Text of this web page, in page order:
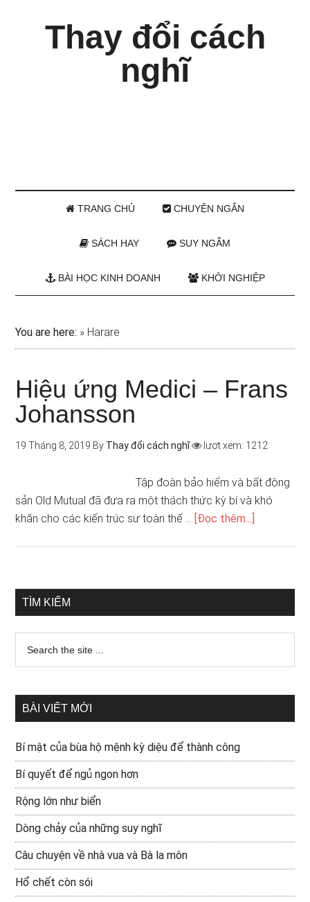
Thay đổi cách
nghĩ
TRANG CHỦ CHUYỆN NGẮN
SÁCH HAY SUY NGẪM
BÀI HỌC KINH DOANH KHỞI NGHIỆP
You are here: » Harare
Hiệu ứng Medici – Frans
Johansson
19 Tháng 8, 2019 By Thay đổi cách nghĩ lượt xem: 1212
Tập đoàn bảo hiểm và bất động
sản Old Mutual đã đưa ra một thách thức kỳ bí và khó
khăn cho các kiến trúc sư toàn thế … [Đọc thêm...]
TÌM KIẾM
BÀI VIẾT MỚI
Bí mật của bùa hộ mệnh kỳ diệu để thành công
Bí quyết để ngủ ngon hơn
Rộng lớn như biển
Dòng chảy của những suy nghĩ
Câu chuyện về nhà vua và Bà la môn
Hổ chết còn sói